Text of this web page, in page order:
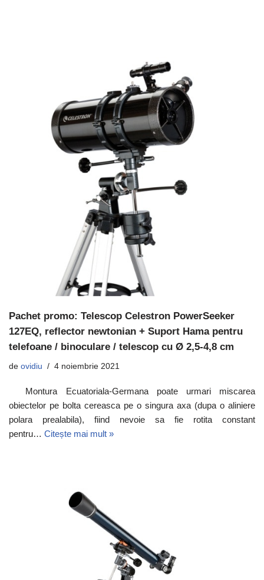
Pachet promo: Telescop Celestron PowerSeeker
127EQ, reflector newtonian + Suport Hama pentru
telefoane / binoculare / telescop cu Ø 2,5-4,8 cm
de ovidiu 4 noiembrie 2021
Montura Ecuatoriala-Germana poate urmari miscarea
obiectelor pe bolta cereasca pe o singura axa (dupa o aliniere
polara prealabila), fiind nevoie sa fie rotita constant
pentru… Citește mai mult »